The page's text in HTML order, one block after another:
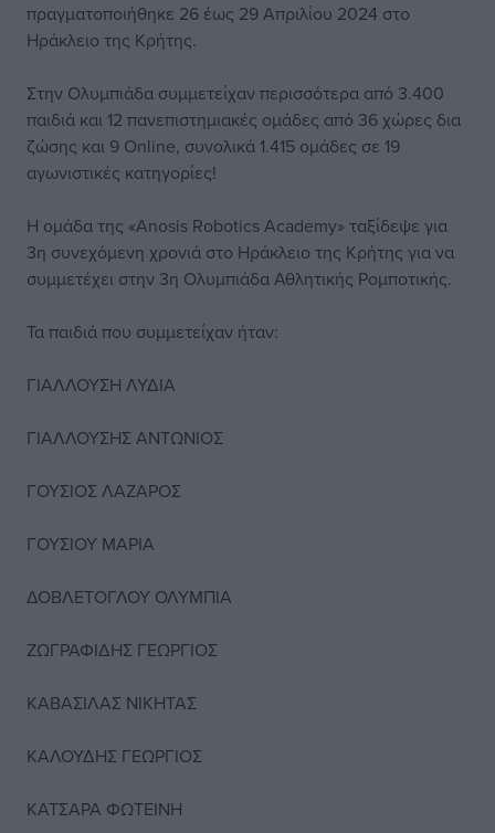
πραγματοποιήθηκε 26 έως 29 Απριλίου 2024 στο
Ηράκλειο της Κρήτης.
Στην Ολυμπιάδα συμμετείχαν περισσότερα από 3.400
παιδιά και 12 πανεπιστημιακές ομάδες από 36 χώρες δια
ζώσης και 9 Online, συνολικά 1.415 ομάδες σε 19
αγωνιστικές κατηγορίες!
Η ομάδα της «Anosis Robotics Academy» ταξίδεψε για
3η συνεχόμενη χρονιά στο Ηράκλειο της Κρήτης για να
συμμετέχει στην 3η Ολυμπιάδα Αθλητικής Ρομποτικής.
Τα παιδιά που συμμετείχαν ήταν:
ΓΙΑΛΛΟΥΣΗ ΛΥΔΙΑ
ΓΙΑΛΛΟΥΣΗΣ ΑΝΤΩΝΙΟΣ
ΓΟΥΣΙΟΣ ΛΑΖΑΡΟΣ
ΓΟΥΣΙΟΥ ΜΑΡΙΑ
ΔΟΒΛΕΤΟΓΛΟΥ ΟΛΥΜΠΙΑ
ΖΩΓΡΑΦΙΔΗΣ ΓΕΩΡΓΙΟΣ
ΚΑΒΑΣΙΛΑΣ ΝΙΚΗΤΑΣ
ΚΑΛΟΥΔΗΣ ΓΕΩΡΓΙΟΣ
ΚΑΤΣΑΡΑ ΦΩΤΕΙΝΗ